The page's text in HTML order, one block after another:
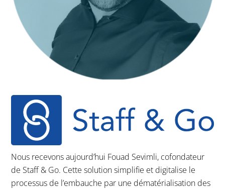
Nous recevons aujourd’hui Fouad Sevimli, cofondateur
de Staff & Go. Cette solution simplifie et digitalise le
processus de l’embauche par une dématérialisation des